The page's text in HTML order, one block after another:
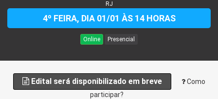
RJ
4º FEIRA, DIA 01/01 ÀS 14 HORAS
Online Presencial
Edital será disponibilizado em breve
Como
participar?